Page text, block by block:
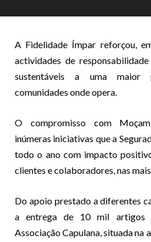
A Fidelidade Ímpar reforçou,
actividades de
sustentáveis a uma maior
comunidades onde opera.
O compromisso com
inúmeras iniciativas que a
todo o ano com impacto
clientes e colaboradores, nas
Do apoio prestado a diferentes
a entrega de 10 mil artigos
Associação Capulana, situada na